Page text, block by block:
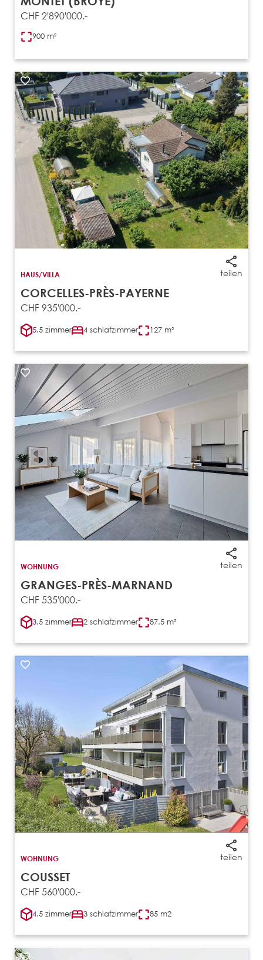
CHF 2'890'000.-
900 m²
teilen
HAUS/VILLA
CORCELLES-PRÈS-PAYERNE
CHF 935'000.-
5.5 zimmer 4 schlafzimmer 127 m²
teilen
WOHNUNG
GRANGES-PRÈS-MARNAND
CHF 535'000.-
3.5 zimmer 2 schlafzimmer 87.5 m²
teilen
WOHNUNG
COUSSET
CHF 560'000.-
4.5 zimmer 3 schlafzimmer 85 m2